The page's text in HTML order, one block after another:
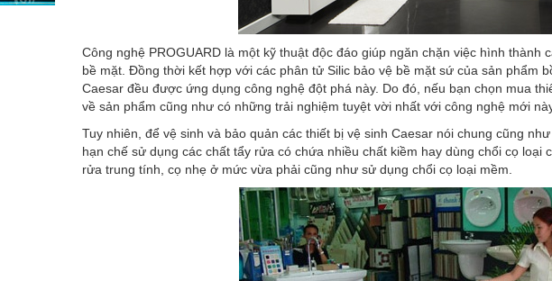
Công nghệ PROGUARD là một kỹ thuật độc đáo giúp ngăn chặn việc hình
bề mặt. Đồng thời kết hợp với các phân tử Silic bảo vệ bề mặt sứ của sản phẩm
Caesar đều được ứng dụng công nghệ đột phá này. Do đó, nếu bạn chọn mua
về sản phẩm cũng như có những trải nghiệm tuyệt vời nhất với công nghệ mới
Tuy nhiên, để vệ sinh và bảo quản các thiết bị vệ sinh Caesar nói chung cũng
hạn chế sử dụng các chất tẩy rửa có chứa nhiều chất kiềm hay dùng chổi cọ loại
rửa trung tính, cọ nhẹ ở mức vừa phải cũng như sử dụng chổi cọ loại mềm.